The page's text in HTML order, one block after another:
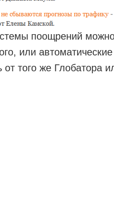
поощрений
или
того же Глобатора